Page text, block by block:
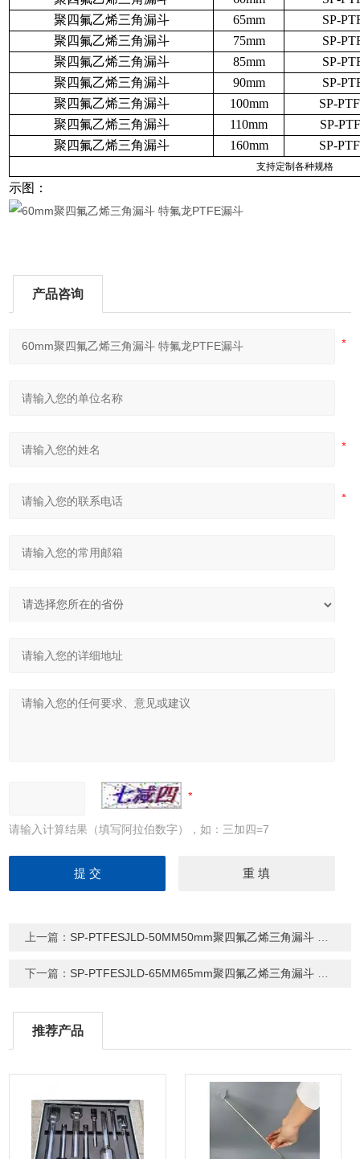
聚四氟乙烯三角漏斗
65mm
SP-
聚四氟乙烯三角漏斗
75mm
SP-
聚四氟乙烯三角漏斗
85mm
SP-
聚四氟乙烯三角漏斗
90mm
SP-
聚四氟乙烯三角漏斗
100mm
SP-
聚四氟乙烯三角漏斗
110mm
SP-
聚四氟乙烯三角漏斗
160mm SP-
支持定制各种规格
示图：
产品咨询
请输入计算结果（填写阿拉伯数字），如：三加四=7
上一篇： SP-PTFESJLD-50MM50mm聚四氟乙烯三角漏斗 特氟龙PTFE漏斗
下一篇： SP-PTFESJLD-65MM65mm聚四氟乙烯三角漏斗 特氟龙PTFE漏斗
推荐产品